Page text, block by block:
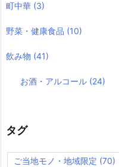
町中華 (3)
野菜・健康食品 (10)
飲み物 (41)
お酒・アルコール (24)
タグ
ご当地モノ・地域限定 (70)